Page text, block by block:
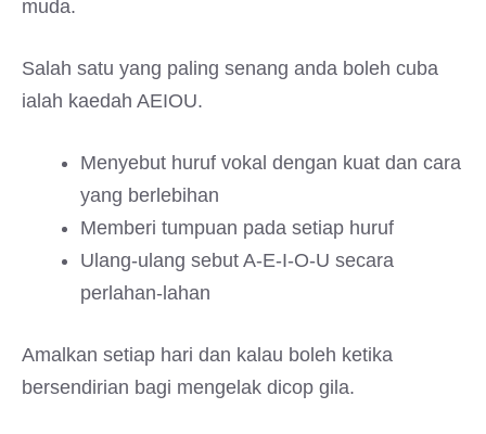
muda.
Salah satu yang paling senang anda boleh cuba
ialah kaedah AEIOU.
Menyebut huruf vokal dengan kuat dan cara
yang berlebihan
Memberi tumpuan pada setiap huruf
Ulang-ulang sebut A-E-I-O-U secara
perlahan-lahan
Amalkan setiap hari dan kalau boleh ketika
bersendirian bagi mengelak dicop gila.